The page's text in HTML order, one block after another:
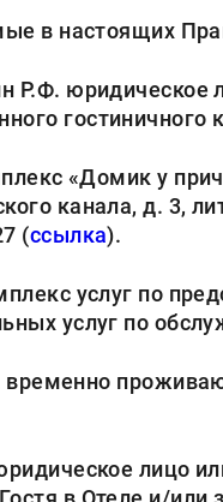
в настоящих
Р.Ф. юридическое
гостиничного
«Домик у
канала, д. 3,
(ссылка).
услуг по
услуг по
временно
лицо